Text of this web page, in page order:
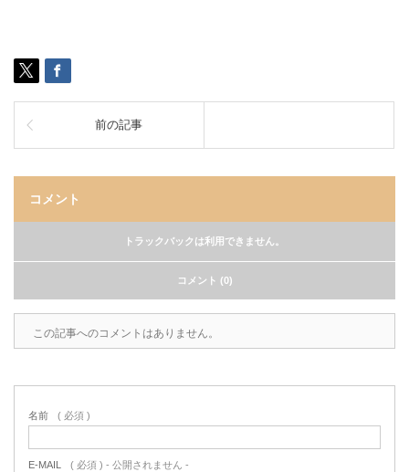
前の記事
コメント
トラックバックは利用できません。
コメント (0)
この記事へのコメントはありません。
名前 ( 必須 )
E-MAIL ( 必須 ) - 公開されません -